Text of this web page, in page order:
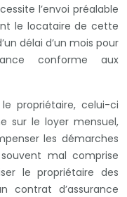
l’envoi préalable
le locataire de cette
délai d’un mois pour
conforme aux
propriétaire, celui-ci
sur le loyer mensuel,
les démarches
mal comprise
le propriétaire des
contrat d’assurance